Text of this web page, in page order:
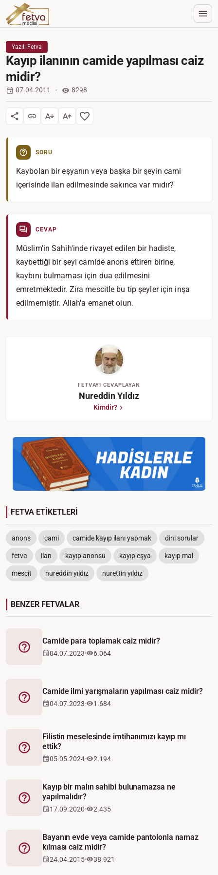
Yazılı Fetva
Kayıp ilanının camide yapılması caiz
midir?
07.04.2011 8298
SORU
Kaybolan bir eşyanın veya başka bir şeyin cami
içerisinde ilan edilmesinde sakınca var mıdır?
CEVAP
Müslim'in Sahih'inde rivayet edilen bir hadiste,
kaybettiği bir şeyi camide anons ettiren birine,
kaybını bulmaması için dua edilmesini
emretmektedir. Zira mescitle bu tip şeyler için inşa
edilmemiştir. Allah'a emanet olun.
FETVAYI CEVAPLAYAN
Nureddin Yıldız
Kimdir?
FETVA ETİKETLERİ
anons cami camide kayıp ilanı yapmak dini sorular
fetva ilan kayıp anonsu kayıp eşya kayıp mal
mescit nureddin yıldız nurettin yıldız
BENZER FETVALAR
Fetva
Camide para toplamak caiz midir?
04.07.2023 6.064
Fetva
Camide ilmi yarışmaların yapılması caiz midir?
04.07.2023 1.684
Fetva
Filistin meselesinde imtihanımızı kayıp mı
ettik?
05.05.2024 2.194
Fetva
Kayıp bir malın sahibi bulunamazsa ne
yapılmalıdır?
17.09.2020 2.435
Fetva
Bayanın evde veya camide pantolonla namaz
kılması caiz midir?
24.04.2015 38.921